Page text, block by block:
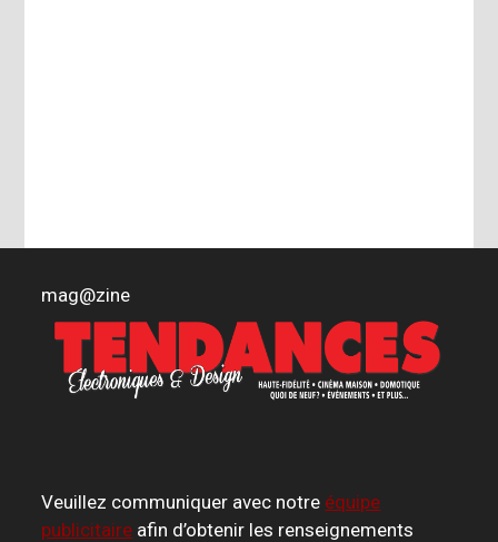
mag@zine
Veuillez communiquer avec notre équipe
publicitaire afin d’obtenir les renseignements